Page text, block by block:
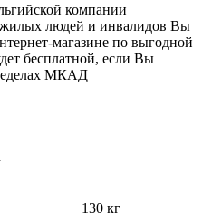
компании
людей и инвалидов Вы
магазине по выгодной
бесплатной, если Вы
МКАД
130 кг